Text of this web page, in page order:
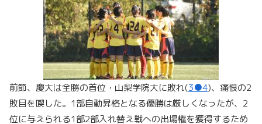
前節、慶大は全勝の首位・山梨学院大に敗れ(3●4)、痛恨の2
敗目を喫した。1部自動昇格となる優勝は厳しくなったが、2
位に与えられる1部2部入れ替え戦への出場権を獲得するため